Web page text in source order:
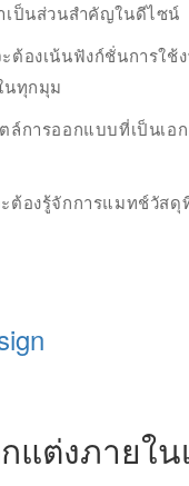
เป็นส่วนสำคัญในดีไซน์
ต้องเน้นฟังก์ชั่นการใ
นทุกมุม
ล์การออกแบบที่เป็นเ
ต้องรู้จักการแมทช์วัส
แต่งภายใน